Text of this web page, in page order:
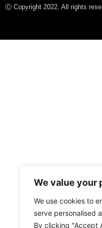
We value your
We use cookies to
serve personalised
By clicking "Accept
Ⓒ Copyright 2022. All rights